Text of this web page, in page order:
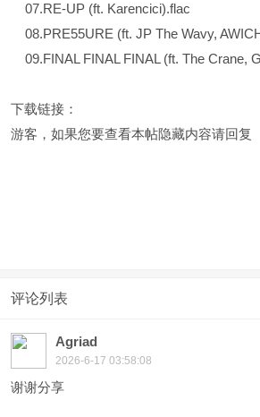
07.RE-UP (ft. Karencici).flac
08.PRE55URE (ft. JP The Wavy,
09.FINAL FINAL FINAL (ft. The Crane,
下载链接：
游客，如果您要查看本帖隐藏内容请回复
评论列表
Agriad
2026-6-17 03:58:08
谢谢分享